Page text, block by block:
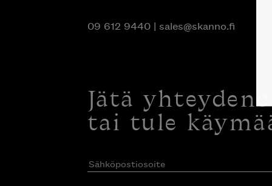
09 612 9440| sales@skanno.fi
Jätä
tai tule
Sähköpostiosoite(Pakollinen)